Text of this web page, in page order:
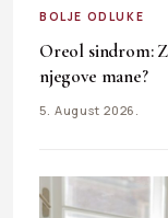
BOLJE ODLUKE
Oreol sindrom:
njegove mane?
5. August 2026.